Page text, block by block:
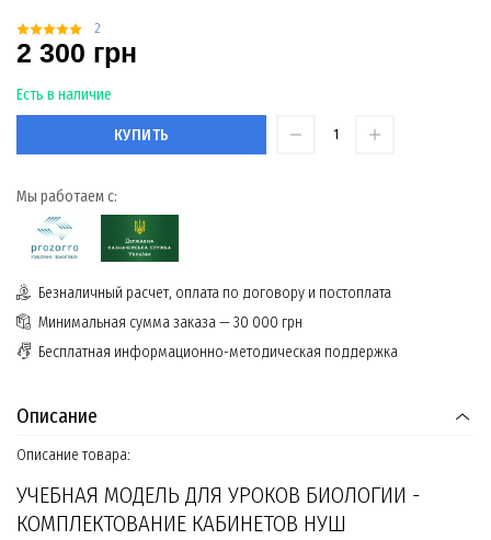
2
2 300 грн
Есть в наличие
КУПИТЬ
Мы работаем с:
Безналичный расчет, оплата по договору и постоплата
Минимальная сумма заказа — 30 000 грн
Бесплатная информационно-методическая поддержка
Описание
Описание товара:
УЧЕБНАЯ МОДЕЛЬ ДЛЯ УРОКОВ БИОЛОГИИ -
КОМПЛЕКТОВАНИЕ КАБИНЕТОВ НУШ